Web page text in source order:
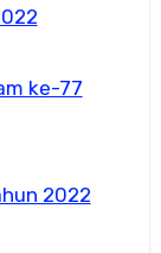
ke-77
2022